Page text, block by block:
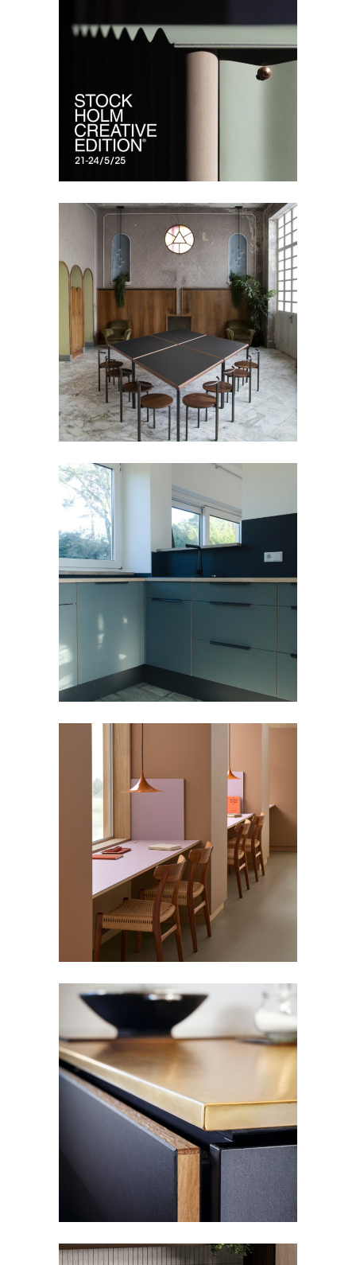
造型櫃 | SIMON BÅGSTAM | 瑞
傢俱
桌面 | DRAW STUDIO | 義大利
FORBO FURNITURE LINOLEUM,傢俱
門片與檯面 | OPUS FURNITURE
GMBH | 德國
FORBO FURNITURE LINOLEUM,傢俱
桌面 | FORBO FOR FURNITURE
|荷蘭
FORBO FURNITURE LINOLEUM, 傢俱
櫃體表面 | FORBO FOR
FURNITURE | 荷蘭
FORBO FURNITURE LINOLEUM,傢俱